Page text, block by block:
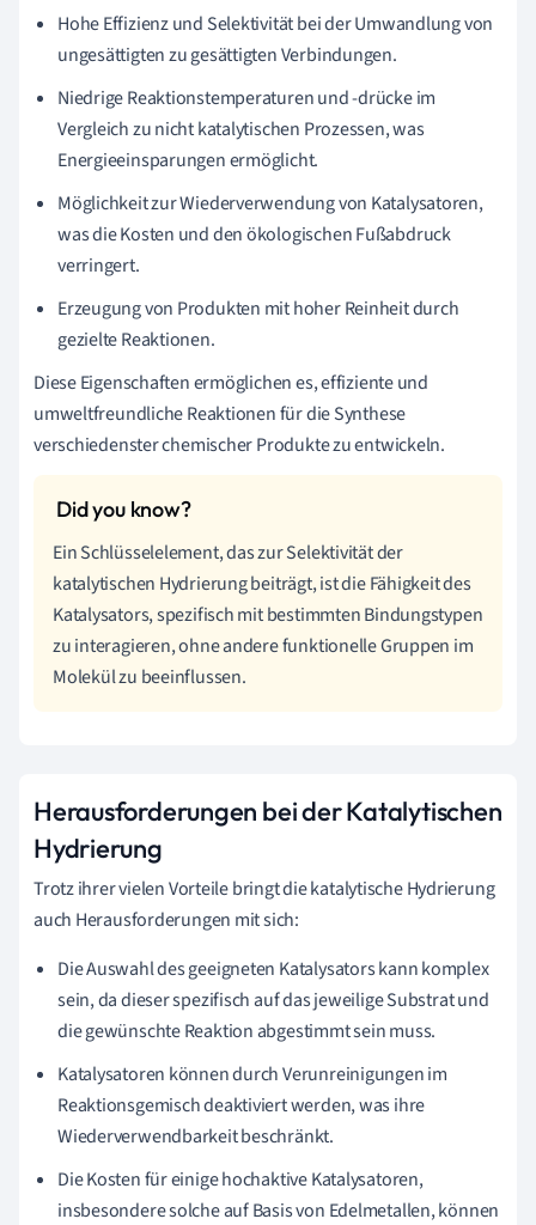
Hohe Effizienz und Selektivität bei der Umwandlung von
ungesättigten zu gesättigten Verbindungen.
Niedrige Reaktionstemperaturen und -drücke im
Vergleich zu nicht katalytischen Prozessen, was
Energieeinsparungen ermöglicht.
Möglichkeit zur Wiederverwendung von Katalysatoren,
was die Kosten und den ökologischen Fußabdruck
verringert.
Erzeugung von Produkten mit hoher Reinheit durch
gezielte Reaktionen.
Diese Eigenschaften ermöglichen es, effiziente und
umweltfreundliche Reaktionen für die Synthese
verschiedenster chemischer Produkte zu entwickeln.
Ein Schlüsselelement, das zur Selektivität der
katalytischen Hydrierung beiträgt, ist die Fähigkeit des
Katalysators, spezifisch mit bestimmten Bindungstypen
zu interagieren, ohne andere funktionelle Gruppen im
Molekül zu beeinflussen.
Herausforderungen bei der Katalytischen
Hydrierung
Trotz ihrer vielen Vorteile bringt die katalytische Hydrierung
auch Herausforderungen mit sich:
Die Auswahl des geeigneten Katalysators kann komplex
sein, da dieser spezifisch auf das jeweilige Substrat und
die gewünschte Reaktion abgestimmt sein muss.
Katalysatoren können durch Verunreinigungen im
Reaktionsgemisch deaktiviert werden, was ihre
Wiederverwendbarkeit beschränkt.
Die Kosten für einige hochaktive Katalysatoren,
insbesondere solche auf Basis von Edelmetallen, können